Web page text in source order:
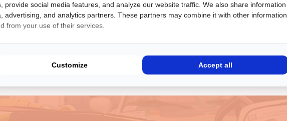
achterklep...
BMW Circuit
provide social media features, and analyze our website traffic. We also share information
advertising, and analytics partners. These partners may combine it with other information
from your use of their services.
Customize Accept all